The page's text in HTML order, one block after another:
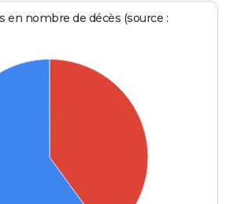
en nombre de décès (source :